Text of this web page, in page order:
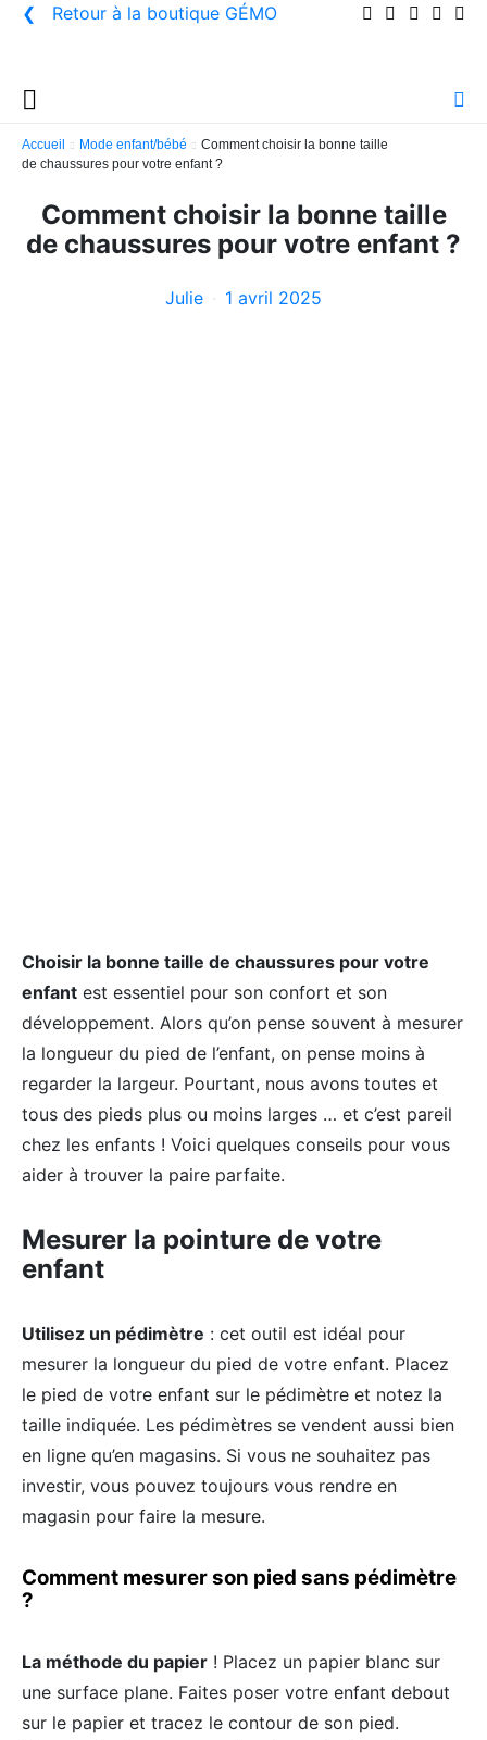
❮ Retour à la boutique GÉMO
Accueil Mode enfant/bébé
Comment choisir la bonne taille
de chaussures pour votre enfant ?
Comment choisir la bonne taille
de chaussures pour votre enfant ?
Julie 1 avril 2025
Choisir la bonne taille de chaussures pour votre
enfant est essentiel pour son confort et son
développement. Alors qu’on pense souvent à mesurer
la longueur du pied de l’enfant, on pense moins à
regarder la largeur. Pourtant, nous avons toutes et
tous des pieds plus ou moins larges … et c’est pareil
chez les enfants ! Voici quelques conseils pour vous
aider à trouver la paire parfaite.
Mesurer la pointure de votre
enfant
Utilisez un pédimètre : cet outil est idéal pour
mesurer la longueur du pied de votre enfant. Placez
le pied de votre enfant sur le pédimètre et notez la
taille indiquée. Les pédimètres se vendent aussi bien
en ligne qu’en magasins. Si vous ne souhaitez pas
investir, vous pouvez toujours vous rendre en
magasin pour faire la mesure.
Comment mesurer son pied sans pédimètre
?
La méthode du papier ! Placez un papier blanc sur
une surface plane. Faites poser votre enfant debout
sur le papier et tracez le contour de son pied.